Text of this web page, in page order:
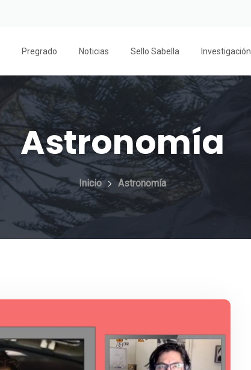
Pregrado Noticias Sello Sabella Investigación
Astronomía
Inicio Astronomía